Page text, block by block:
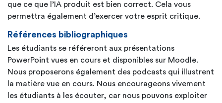
que ce que l’IA produit est bien correct. Cela vous
permettra également d’exercer votre esprit critique.
Références bibliographiques
Les étudiants se référeront aux présentations
PowerPoint vues en cours et disponibles sur Moodle.
Nous proposerons également des podcasts qui illustrent
la matière vue en cours. Nous encourageons vivement
les étudiants à les écouter, car nous pouvons exploiter